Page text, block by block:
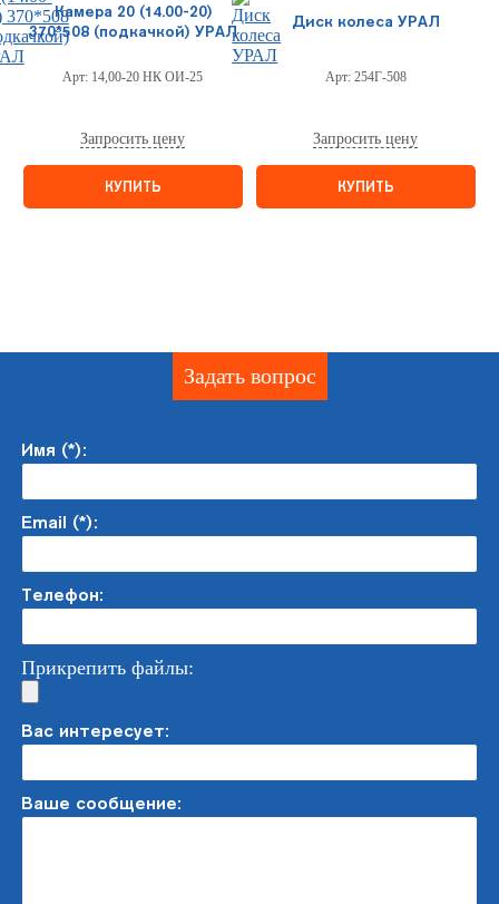
Камера 20 (14.00-20)
370*508 (подкачкой) УРАЛ
Арт: 14,00-20 НК ОИ-25
Запросить цену
КУПИТЬ
Диск колеса УРАЛ
Арт:254Г-508
Запросить цену
КУПИТЬ
Задать вопрос
Имя (*):
Email (*):
Телефон:
Прикрепить файлы:
Вас интересует:
Ваше сообщение: